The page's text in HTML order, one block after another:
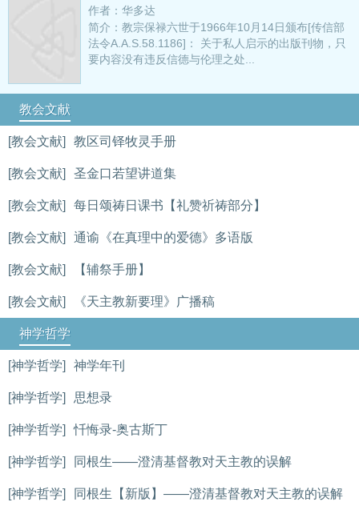
作者：华多达
简介：教宗保禄六世于1966年10月14日颁布[传信部
法令A.A.S.58.1186]： 关于私人启示的出版刊物，只
要内容没有违反信德与伦理之处...
教会文献
[教会文献] 教区司铎牧灵手册
[教会文献] 圣金口若望讲道集
[教会文献] 每日颂祷日课书【礼赞祈祷部分】
[教会文献] 通谕《在真理中的爱德》多语版
[教会文献] 【辅祭手册】
[教会文献] 《天主教新要理》广播稿
神学哲学
[神学哲学] 神学年刊
[神学哲学] 思想录
[神学哲学] 忏悔录-奥古斯丁
[神学哲学] 同根生——澄清基督教对天主教的误解
[神学哲学] 同根生【新版】——澄清基督教对天主教的误解